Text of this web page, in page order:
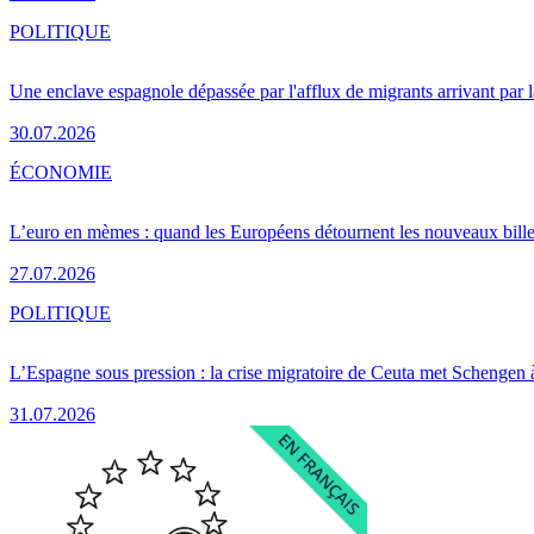
Une enclave espagnole dépassée par l'afflux de migrants arrivant par
30.07.2026
POLITIQUE
L’euro en mèmes : quand les Européens détournent les nouveaux
27.07.2026
ÉCONOMIE
L’Espagne sous pression : la crise migratoire de Ceuta met Schengen
31.07.2026
POLITIQUE